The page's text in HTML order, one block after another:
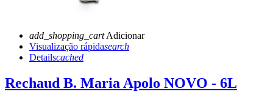
add_shopping_cartAdicionar
Visualização rápidasearch
Detailscached
Rechaud B. Maria Apolo NOVO - 6L